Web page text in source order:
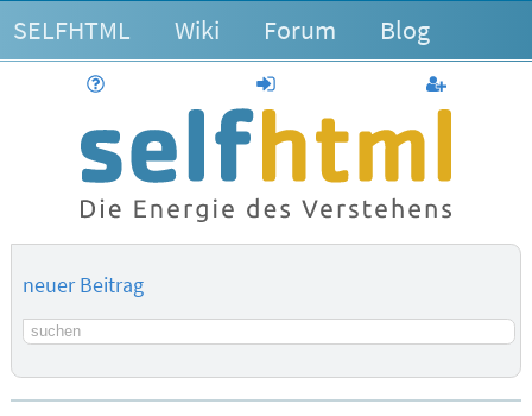
SELFHTML Wiki Forum Blog
anmelden
neuer Beitrag
Suchbegriff